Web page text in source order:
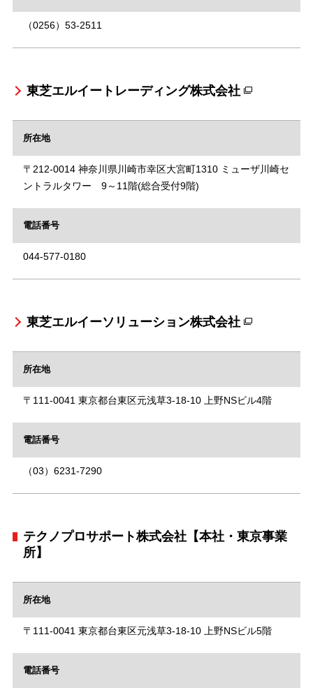
（0256）53-2511
東芝エルイートレーディング株式会社
所在地
〒212-0014 神奈川県川崎市幸区大宮町1310 ミューザ川崎セ
ントラルタワー 9～11階(総合受付9階)
電話番号
044-577-0180
東芝エルイーソリューション株式会社
所在地
〒111-0041 東京都台東区元浅草3-18-10 上野NSビル4階
電話番号
（03）6231-7290
テクノプロサポート株式会社【本社・東京事業
所】
所在地
〒111-0041 東京都台東区元浅草3-18-10 上野NSビル5階
電話番号